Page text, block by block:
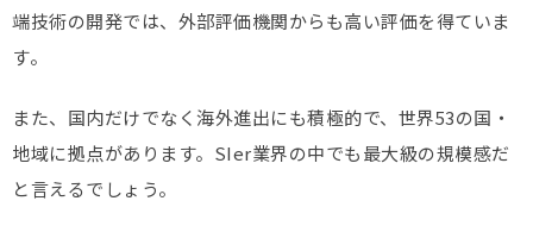
端技術の開発では、外部評価機関からも高い評価を得ていま
す。
また、国内だけでなく海外進出にも積極的で、世界53の国・
地域に拠点があります。SIer業界の中でも最大級の規模感だ
と言えるでしょう。